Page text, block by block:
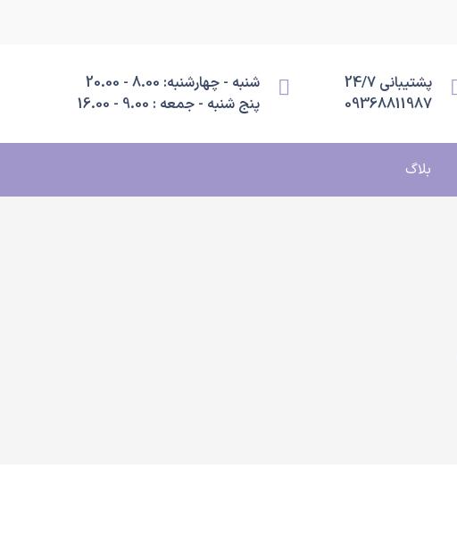
پشتیبانی 24/7
09368811987
شنبه - چهارشنبه: 8.00 - 20.00
پنج شنبه - جمعه : 9.00 - 16.00
بلاگ